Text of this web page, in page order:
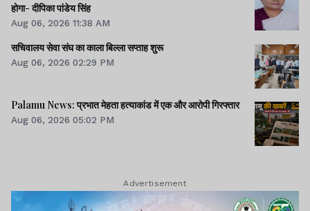
होगा- दीपिका पांडेय सिंह
Aug 06, 2026 11:38 AM
सचिवालय सेवा संघ का काला बिल्ला सप्ताह शुरू
Aug 06, 2026 02:29 PM
Palamu News: प्रभात मेहता हत्याकांड में एक और आरोपी गिरफ्तार
Aug 06, 2026 05:02 PM
Advertisement